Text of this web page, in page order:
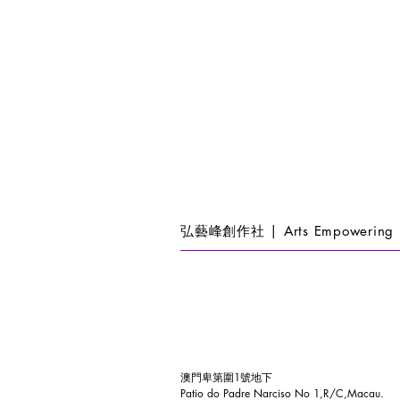
弘藝峰創作社 | Arts Empowering
澳門卑第圍1號地下
Patio do Padre Narciso No 1,R/C,Macau.